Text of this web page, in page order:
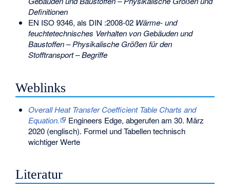
Definitionen
EN ISO 9346, als DIN :2008-02 Wärme- und
feuchtetechnisches Verhalten von Gebäuden und
Baustoffen – Physikalische Größen für den
Stofftransport – Begriffe
Weblinks
Overall Heat Transfer Coefficient Table Charts and
Equation.
Engineers Edge, abgerufen am 30. März
2020(englisch). Formel und Tabellen technisch
wichtiger Werte
Literatur